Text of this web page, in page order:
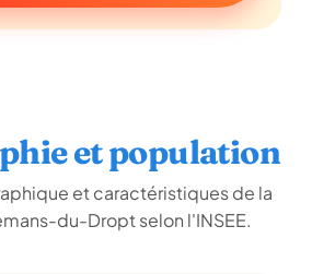
et population
et caractéristiques de la
du-Dropt selon l'INSEE.